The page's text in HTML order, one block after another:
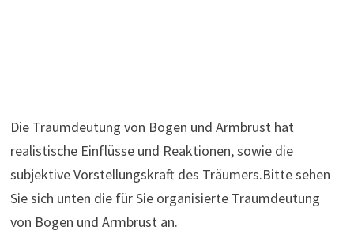
Die Traumdeutung von Bogen und Armbrust hat
realistische Einflüsse und Reaktionen, sowie die
subjektive Vorstellungskraft des Träumers.Bitte sehen
Sie sich unten die für Sie organisierte Traumdeutung
von Bogen und Armbrust an.